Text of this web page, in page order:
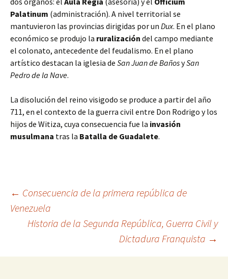
Palatinum (administración). A nivel territorial se
mantuvieron las provincias dirigidas por un Dux. En el plano
económico se produjo la ruralización del campo mediante
el colonato, antecedente del feudalismo. En el plano
artístico destacan la iglesia de San Juan de BañosySan
Pedro de la Nave.
La disolución del reino visigodo se produce a partir del año
711, en el contexto de la guerra civil entre Don Rodrigo y los
hijos de Witiza, cuya consecuencia fue la invasión
musulmana tras la Batalla de Guadalete.
Navegación
entradas
← Consecuencia de la primera república de
Venezuela
Historia de la Segunda República, Guerra Civil y
Dictadura Franquista →